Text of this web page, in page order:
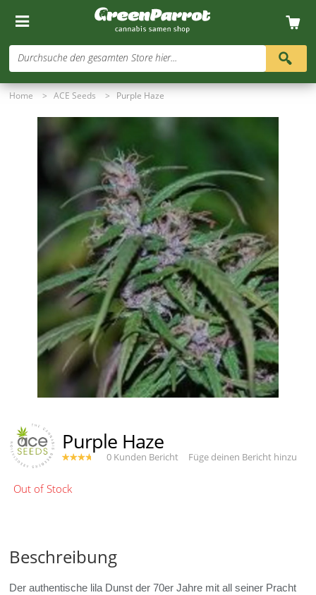
Durchsuche den gesamten Store hier...
Home > ACE Seeds > Purple Haze
Purple Haze
0 Kunden Bericht Füge deinen Bericht hinzu
Beschreibung
Der authentische lila Dunst der 70er Jahre mit all seiner Pracht